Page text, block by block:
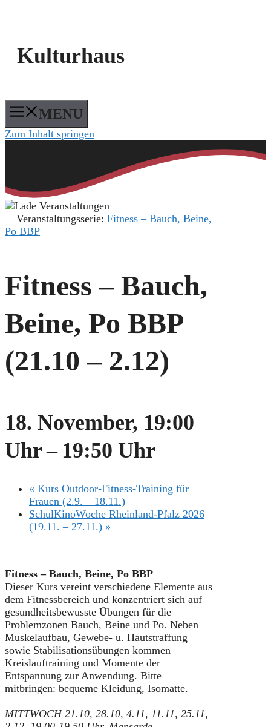
Kulturhaus
MENU
Zum Inhalt springen
Veranstaltungsserie: Fitness – Bauch, Beine,
Po BBP
Fitness – Bauch,
Beine, Po BBP
(21.10 – 2.12)
18. November, 19:00
Uhr– 19:50 Uhr
« Kurs Outdoor-Fitness-Training für
Frauen (2.9. – 18.11.)
SchulKinoWoche Rheinland-Pfalz 2026
(19.11. – 27.11.) »
Fitness – Bauch, Beine, Po BBP
Dieser Kurs vereint verschiedene Elemente aus
dem Fitnessbereich und konzentriert sich auf
gesundheitsbewusste Übungen für die
Problemzonen Bauch, Beine und Po. Neben
Muskelaufbau, Gewebe- u. Hautstraffung
sowie Stabilisationsübungen kommen
Kreislauftraining und Momente der
Entspannung zur Anwendung. Bitte
mitbringen: bequeme Kleidung, Isomatte.
MITTWOCH 21.10, 28.10, 4.11, 11.11, 25.11,